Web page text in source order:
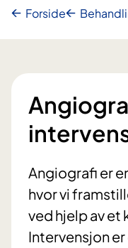
Forside
Angiografi er
hvor vi
ved hjelp av
Intervensjon